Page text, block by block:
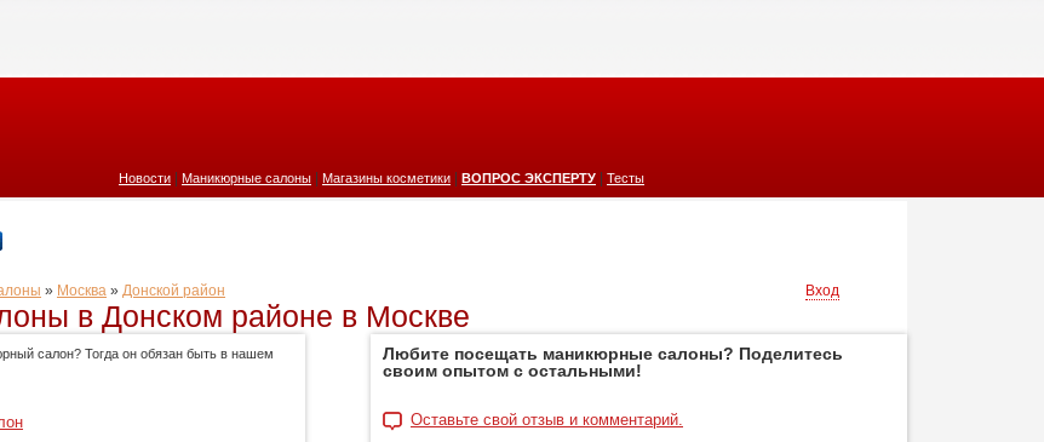
Новости Маникюрные салоны Магазины косметики ВОПРОС ЭКСПЕРТУ Тесты
» Москва » Донской район Вход
в Донском районе в Москве
салон? Тогда он обязан быть в нашем
Любите посещать маникюрные салоны? Поделитесь
своим опытом с остальными!
Оставьте свой отзыв и комментарий.